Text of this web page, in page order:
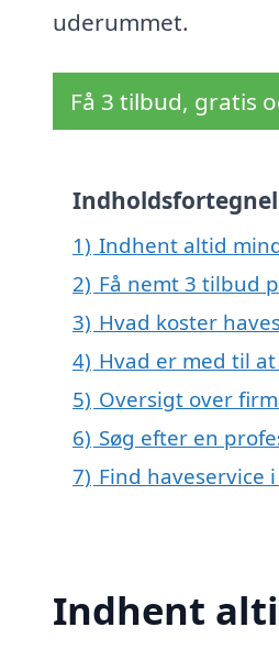
uderummet.
Få 3 tilbud, gratis
1) Indhent altid
2) Få nemt 3 tilbud
3) Hvad koster
4) Hvad er med til
5) Oversigt over
6) Søg efter en
7) Find haveservice
Indhent